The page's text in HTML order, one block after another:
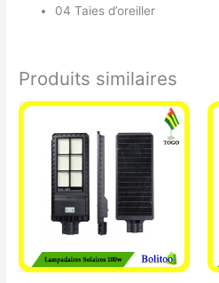
04 Taies d’oreiller
Produits similaires